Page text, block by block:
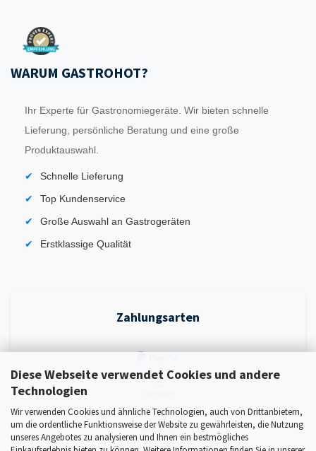
Diese Webseite verwendet Cookies und andere
Technologien
Wir verwenden Cookies und ähnliche Technologien, auch von Drittanbietern,
um die ordentliche Funktionsweise der Website zu gewährleisten, die Nutzung
unseres Angebotes zu analysieren und Ihnen ein bestmögliches
WARUM GASTROHOT?
Ihr Experte für Gastronomiegeräte. Wir bieten schnelle
Lieferung, persönliche Beratung und eine große
Produktauswahl.
Schnelle Lieferung
Top Kundenservice
Große Auswahl an Gastrogeräten
Erstklassige Qualität
Zahlungsarten